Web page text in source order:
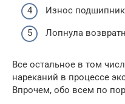
Износ
Лопнула
Все остальное в том
нареканий в процессе
Впрочем, обо всем по